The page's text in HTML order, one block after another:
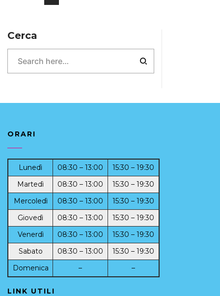
Cerca
ORARI
Lunedì 08:30 – 13:00
15:30 – 19:30
Martedì
08:30 – 13:00
15:30 – 19:30
Mercoledì
08:30 – 13:00
15:30 – 19:30
Giovedì
08:30 – 13:00
15:30 – 19:30
Venerdì
08:30 – 13:00
15:30 – 19:30
Sabato
08:30 – 13:00
15:30 – 19:30
Domenica
– –
LINK UTILI